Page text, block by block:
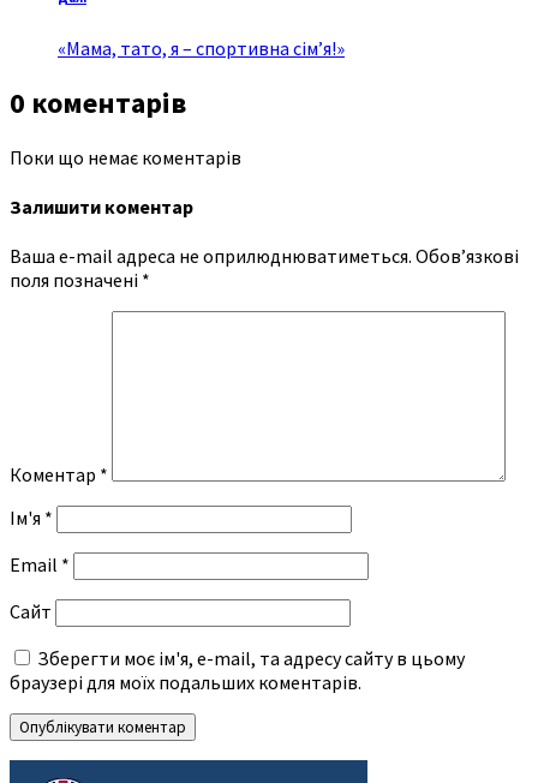
«Мама, тато, я – спортивна сім’я!»
0 коментарів
Поки що немає коментарів
Залишити коментар
Ваша e-mail адреса не оприлюднюватиметься. Обов’язкові
поля позначені *
Коментар *
Ім'я *
Email *
Сайт
Зберегти моє ім'я, e-mail, та адресу сайту в цьому
браузері для моїх подальших коментарів.